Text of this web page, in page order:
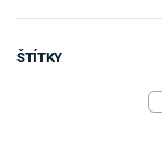
ŠTÍTKY